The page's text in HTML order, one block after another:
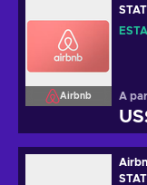
Airbnb A